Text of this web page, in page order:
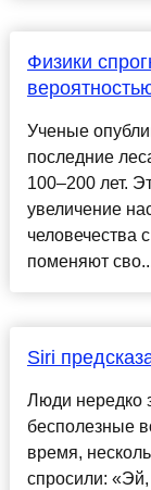
Физики
Ученые
последние
100–200 лет.
увеличение
человечества
поменяют
Siri
Люди нередко
бесполезные
время,
спросили: «Эй,